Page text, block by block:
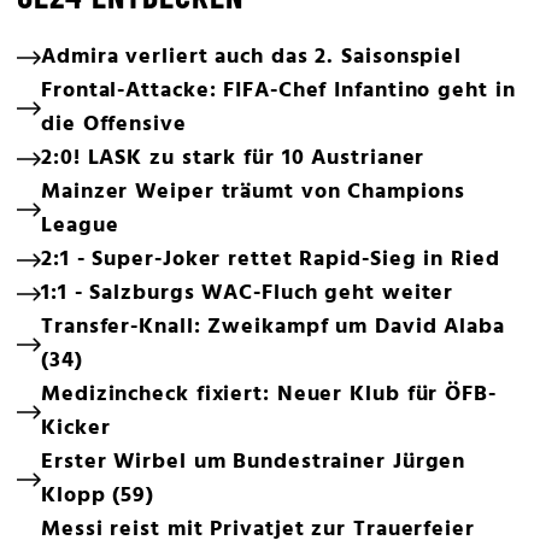
Admira verliert auch das 2. Saisonspiel
Frontal-Attacke: FIFA-Chef Infantino geht in
die Offensive
2:0! LASK zu stark für 10 Austrianer
Mainzer Weiper träumt von Champions
League
2:1 - Super-Joker rettet Rapid-Sieg in Ried
1:1 - Salzburgs WAC-Fluch geht weiter
Transfer-Knall: Zweikampf um David Alaba
(34)
Medizincheck fixiert: Neuer Klub für ÖFB-
Kicker
Erster Wirbel um Bundestrainer Jürgen
Klopp (59)
Messi reist mit Privatjet zur Trauerfeier